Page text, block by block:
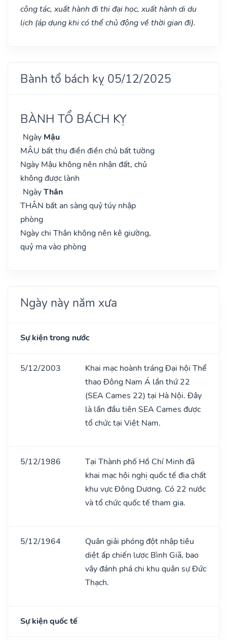
công tác, xuất hành đi thi đại học, xuất hành di du
lịch (áp dụng khi có thể chủ động về thời gian đi).
Bành tổ bách kỵ 05/12/2025
BÀNH TỔ BÁCH KỴ
Ngày Mậu
MẬU bất thụ điền điền chủ bất tường
Ngày Mậu không nên nhận đất, chủ
không được lành
NgàyThân
THÂN bất an sàng quỷ túy nhập
phòng
Ngày chi Thân không nên kê giường,
quỷ ma vào phòng
Ngày này năm xưa
Sự kiện trong nước
5/12/2003
Khai mạc hoành tráng Đại hội Thể
thao Đông Nam Á lần thứ 22
(SEA Cames 22) tại Hà Nội. Đây
là lần đầu tiên SEA Cames được
tổ chức tại Việt Nam.
5/12/1986
Tại Thành phố Hồ Chí Minh đã
khai mạc hội nghị quốc tế địa chất
khu vực Đông Dương. Có 22 nước
và tổ chức quốc tế tham gia.
5/12/1964
Quân giải phóng đột nhập tiêu
diệt ấp chiến lược Bình Giã, bao
vây đánh phá chi khu quân sự Đức
Thạch.
Sự kiện quốc tế